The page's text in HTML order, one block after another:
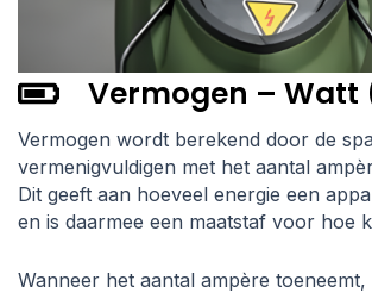
Vermogen – Watt
Vermogen wordt berekend door de
vermenigvuldigen met het aantal
Dit geeft aan hoeveel energie een
en is daarmee een maatstaf voor hoe
Wanneer het aantal ampère